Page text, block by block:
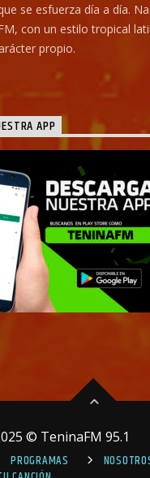
se esfuerza día a día.
con un estilo tropical
propio.
APP
© TeninaFM 95.1
PROGRAMAS